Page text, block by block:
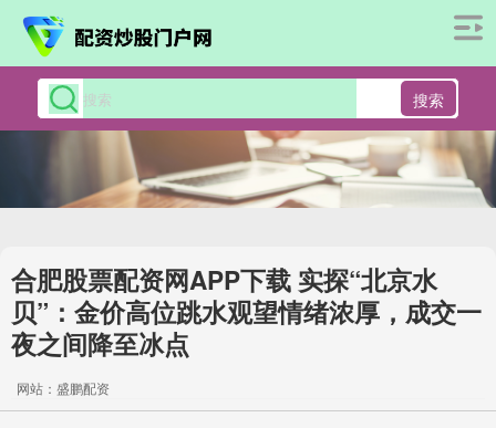
搜索
合肥股票配资网APP下载 实探“北京水
贝”：金价高位跳水观望情绪浓厚，成交一
夜之间降至冰点
网站：盛鹏配资